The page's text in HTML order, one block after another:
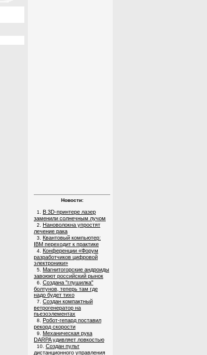
Новости:
1. В 3D-принтере лазер
заменили солнечным лучом
2. Нановолокна упростят
лечение рака
3. Квантовый компьютер:
IBM переходит к практике
4. Конференции «Форум
разработчиков цифровой
электроники»
5. Магнитогорские андроиды
завоюют российский рынок
6. Создана "глушилка"
болтунов, теперь там где
надо будет тихо
7. Создан компактный
ветрогенератор на
пьезоэлементах
8. Робот-гепард поставил
рекорд скорости
9. Механическая рука
DARPA удивляет ловкостью
10. Создан пульт
дистанционного управления